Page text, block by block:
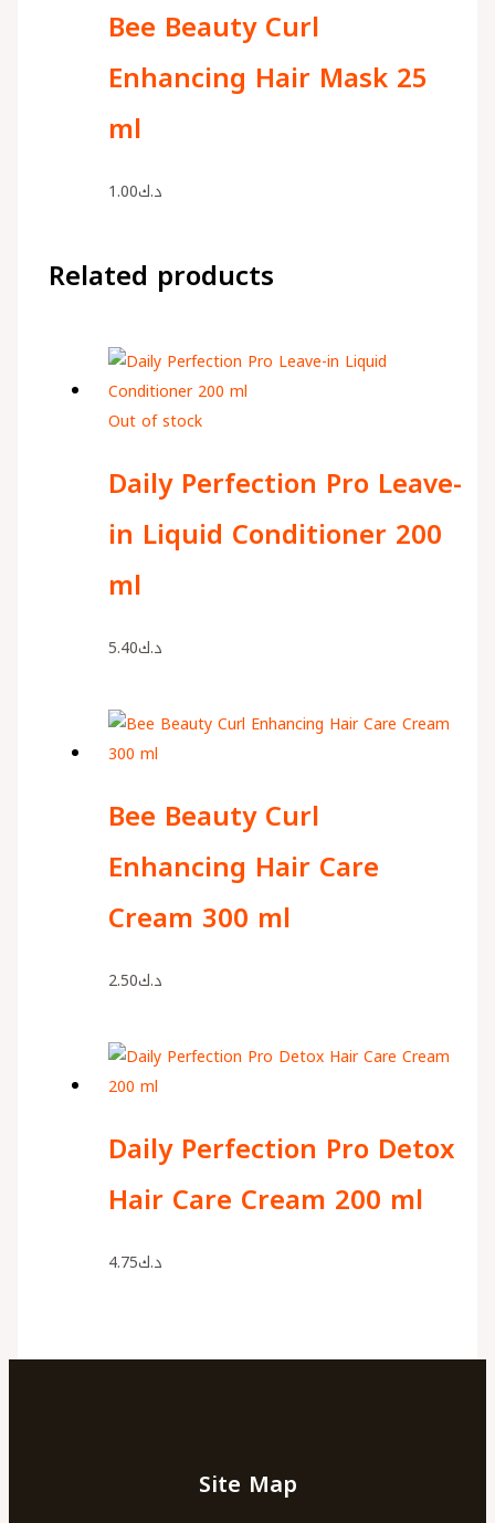
Bee Beauty Curl
Enhancing Hair Mask 25
ml
د.ك1.00
Related products
Out of stock
Daily Perfection Pro Leave-
in Liquid Conditioner 200
ml
د.ك5.40
Bee Beauty Curl
Enhancing Hair Care
Cream 300 ml
د.ك2.50
Daily Perfection Pro Detox
Hair Care Cream 200 ml
د.ك4.75
Site Map